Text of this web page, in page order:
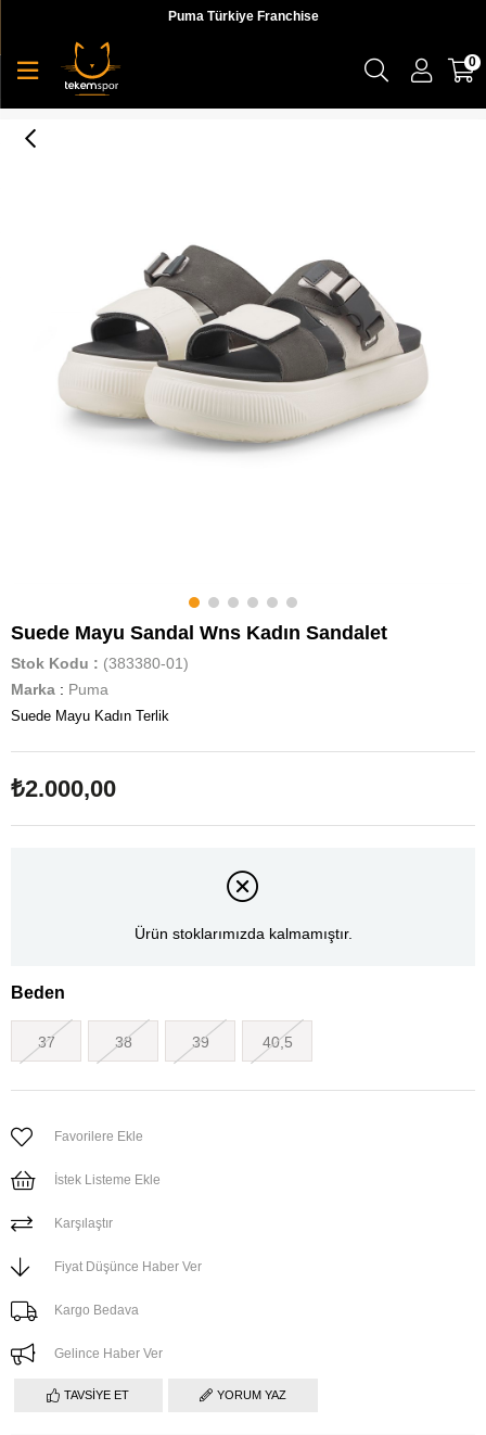
Puma Türkiye Franchise
0
Suede Mayu Sandal Wns Kadın Sandalet
Stok Kodu
(383380-01)
Marka : Puma
Suede Mayu Kadın Terlik
₺2.000,00
Ürün stoklarımızda kalmamıştır.
Beden
37 38 39 40,5
Favorilere Ekle
İstek Listeme Ekle
Karşılaştır
Fiyat Düşünce Haber Ver
Kargo Bedava
Gelince Haber Ver
TAVSIYE ET YORUM YAZ